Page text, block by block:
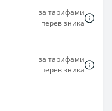
за тарифами
перевізника
за тарифами
перевізника